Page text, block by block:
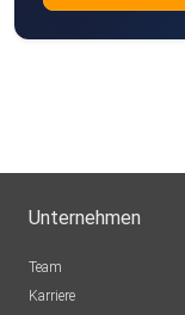
Unternehmen
Team
Karriere